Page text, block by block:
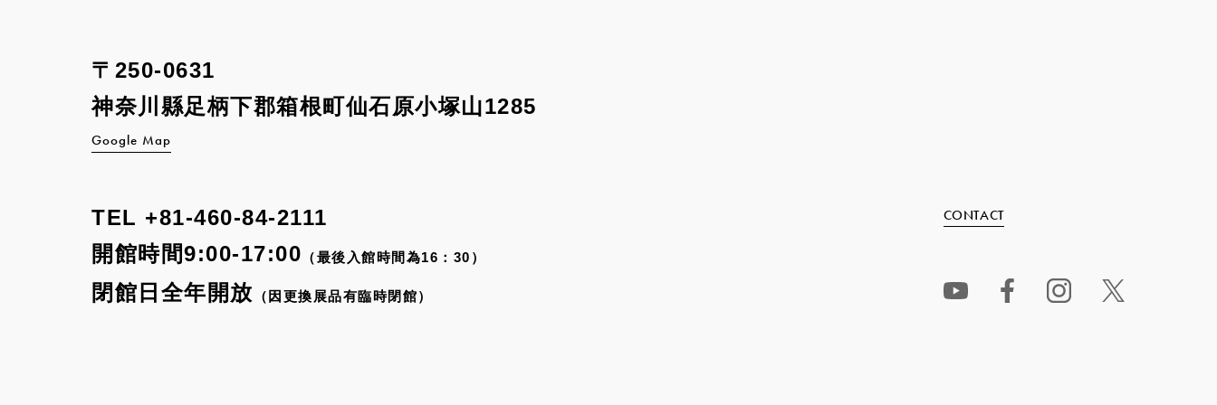
〒250-0631
神奈川縣足柄下郡箱根町仙石原小塚山1285
Google Map
TEL +81-460-84-2111
開館時間9:00-17:00 （最後入館時間為16：30）
閉館日全年開放 （因更換展品有臨時閉館）
CONTACT